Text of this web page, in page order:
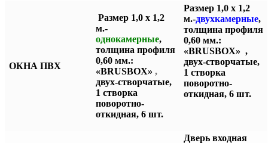
ОКНА ПВХ
Размер 1,0 х 1,2
м.-
однокамерные,
толщина профиля
0,60 мм.:
«BRUSBOX» ,
двух-створчатые,
1 створка
поворотно-
откидная, 6 шт.
Размер 1,0 х 1,2
м.-двухкамерные,
толщина профиля
0,60 мм.:
«BRUSBOX» ,
двух-створчатые,
1 створка
поворотно-
откидная, 6 шт.
Дверь входная